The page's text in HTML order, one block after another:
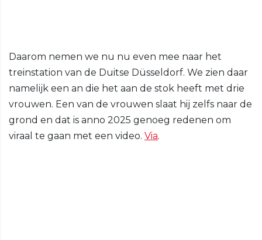
Daarom nemen we nu nu even mee naar het
treinstation van de Duitse Düsseldorf. We zien daar
namelijk een an die het aan de stok heeft met drie
vrouwen. Een van de vrouwen slaat hij zelfs naar de
grond en dat is anno 2025 genoeg redenen om
viraal te gaan met een video. Via.